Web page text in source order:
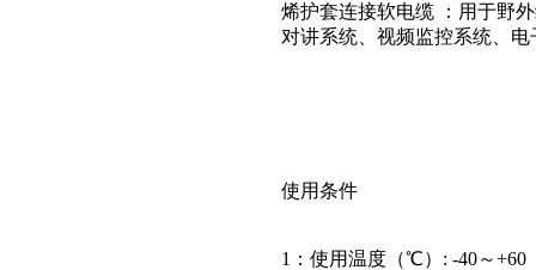
烯护套连接软电缆 ：用于野
对讲系统、视频监控系统、
使用条件
1：使用温度（℃）: -40～+60